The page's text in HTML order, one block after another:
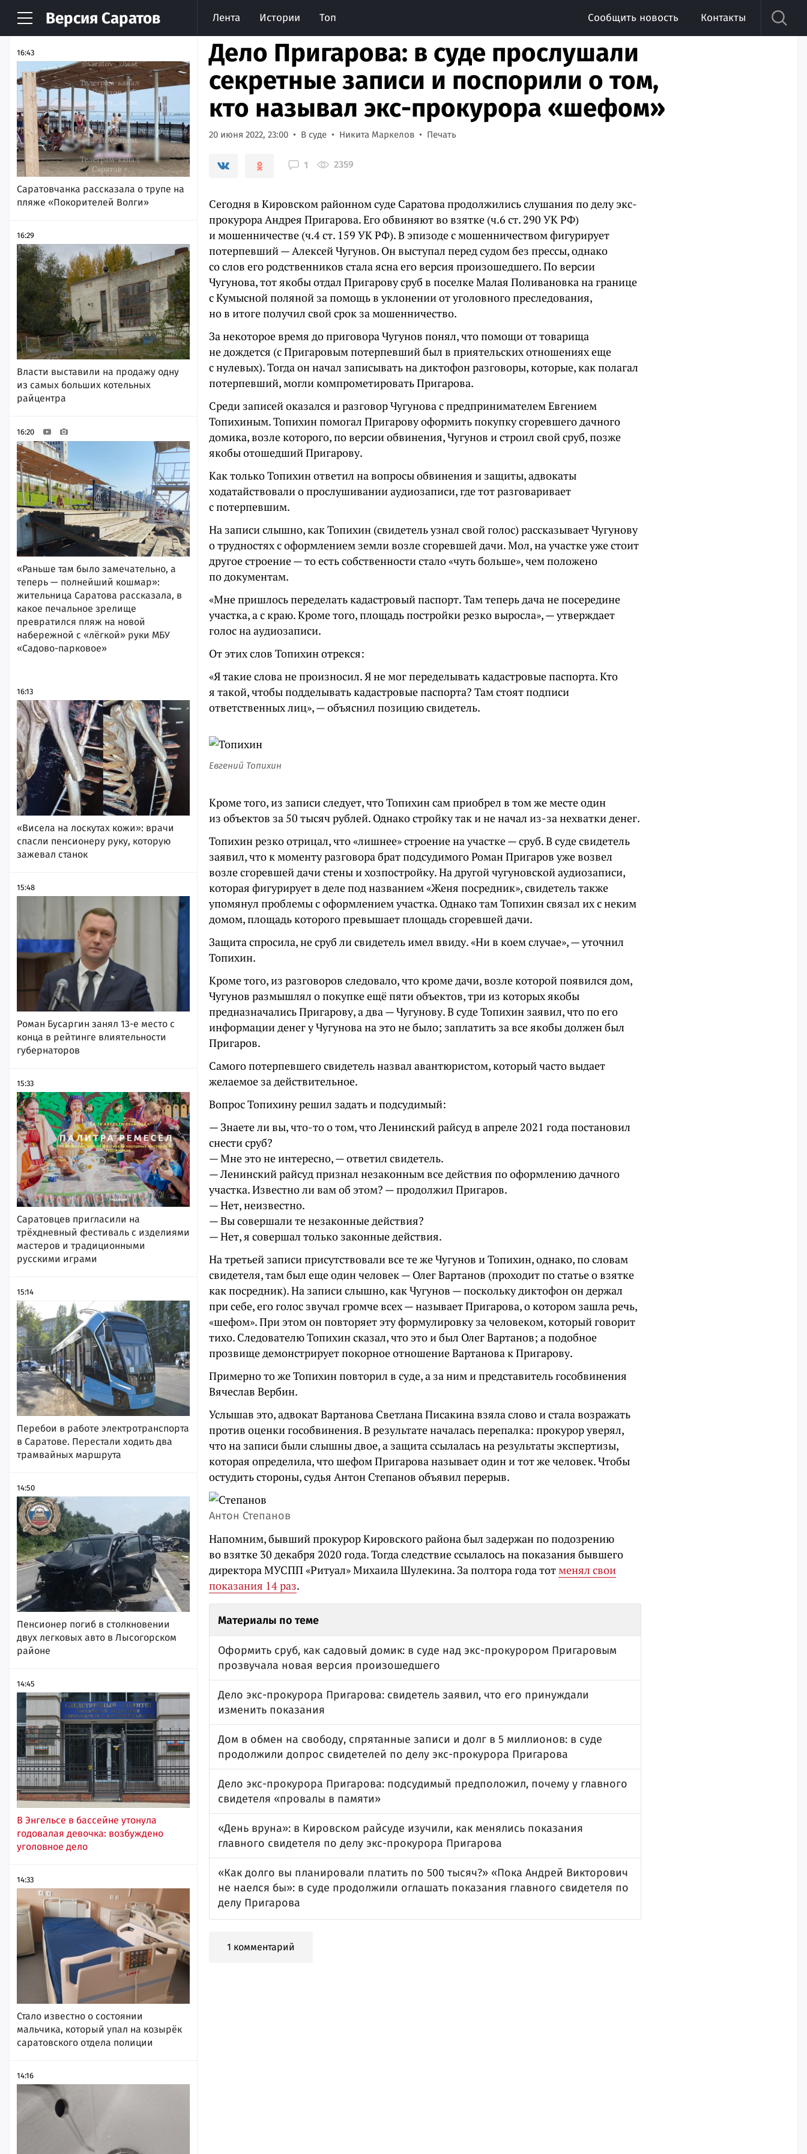
Версия Саратов Лента Истории Топ Сообщить новость Контакты
НОВОСТИ АРХИВ
16:43
Саратовчанка рассказала о трупе на
пляже «Покорителей Волги»
16:29
Власти выставили на продажу одну
из самых больших котельных
райцентра
16:20
«Раньше там было замечательно, а
теперь — полнейший кошмар»:
жительница Саратова рассказала, в
какое печальное зрелище
превратился пляж на новой
набережной с «лёгкой» руки МБУ
«Садово-парковое»
16:13
«Висела на лоскутах кожи»: врачи
спасли пенсионеру руку, которую
зажевал станок
15:48
Роман Бусаргин занял 13-е место с
конца в рейтинге влиятельности
губернаторов
15:33
Саратовцев пригласили на
трёхдневный фестиваль с изделиями
мастеров и традиционными
русскими играми
15:14
Перебои в работе электротранспорта
в Саратове. Перестали ходить два
трамвайных маршрута
14:50
Пенсионер погиб в столкновении
двух легковых авто в Лысогорском
районе
14:45
В Энгельсе в бассейне утонула
годовалая девочка: возбуждено
уголовное дело
14:33
Стало известно о состоянии
мальчика, который упал на козырёк
саратовского отдела полиции
14:16
Дело Пригарова: в суде прослушали
секретные записи и поспорили о том,
кто называл экс-прокурора «шефом»
20 июня 2022, 23:00 В суде Никита Маркелов Печать
1 2359
Сегодня в Кировском районном суде Саратова продолжились слушания по делу экс-
прокурора Андрея Пригарова. Его обвиняют во взятке (ч.6 ст. 290 УК РФ)
и мошенничестве (ч.4 ст. 159 УК РФ). В эпизоде с мошенничеством фигурирует
потерпевший — Алексей Чугунов. Он выступал перед судом без прессы, однако
со слов его родственников стала ясна его версия произошедшего. По версии
Чугунова, тот якобы отдал Пригарову сруб в поселке Малая Поливановка на границе
с Кумысной поляной за помощь в уклонении от уголовного преследования,
но в итоге получил свой срок за мошенничество.
За некоторое время до приговора Чугунов понял, что помощи от товарища
не дождется (с Пригаровым потерпевший был в приятельских отношениях еще
с нулевых). Тогда он начал записывать на диктофон разговоры, которые, как полагал
потерпевший, могли компрометировать Пригарова.
Среди записей оказался и разговор Чугунова с предпринимателем Евгением
Топихиным. Топихин помогал Пригарову оформить покупку сгоревшего дачного
домика, возле которого, по версии обвинения, Чугунов и строил свой сруб, позже
якобы отошедший Пригарову.
Как только Топихин ответил на вопросы обвинения и защиты, адвокаты
ходатайствовали о прослушивании аудиозаписи, где тот разговаривает
с потерпевшим.
На записи слышно, как Топихин (свидетель узнал свой голос) рассказывает Чугунову
о трудностях с оформлением земли возле сгоревшей дачи. Мол, на участке уже стоит
другое строение — то есть собственности стало «чуть больше», чем положено
по документам.
«Мне пришлось переделать кадастровый паспорт. Там теперь дача не посередине
участка, а с краю. Кроме того, площадь постройки резко выросла», — утверждает
голос на аудиозаписи.
От этих слов Топихин отрекся:
«Я такие слова не произносил. Я не мог переделывать кадастровые паспорта. Кто
я такой, чтобы подделывать кадастровые паспорта? Там стоят подписи
ответственных лиц», — объяснил позицию свидетель.
Евгений Топихин
Кроме того, из записи следует, что Топихин сам приобрел в том же месте один
из объектов за 50 тысяч рублей. Однако стройку так и не начал из-за нехватки денег.
Топихин резко отрицал, что «лишнее» строение на участке — сруб. В суде свидетель
заявил, что к моменту разговора брат подсудимого Роман Пригаров уже возвел
возле сгоревшей дачи стены и хозпостройку. На другой чугуновской аудиозаписи,
которая фигурирует в деле под названием «Женя посредник», свидетель также
упомянул проблемы с оформлением участка. Однако там Топихин связал их с неким
домом, площадь которого превышает площадь сгоревшей дачи.
Защита спросила, не сруб ли свидетель имел ввиду. «Ни в коем случае», — уточнил
Топихин.
Кроме того, из разговоров следовало, что кроме дачи, возле которой появился дом,
Чугунов размышлял о покупке ещё пяти объектов, три из которых якобы
предназначались Пригарову, а два — Чугунову. В суде Топихин заявил, что по его
информации денег у Чугунова на это не было; заплатить за все якобы должен был
Пригаров.
Самого потерпевшего свидетель назвал авантюристом, который часто выдает
желаемое за действительное.
Вопрос Топихину решил задать и подсудимый:
— Знаете ли вы, что-то о том, что Ленинский райсуд в апреле 2021 года постановил
снести сруб?
— Мне это не интересно, — ответил свидетель.
— Ленинский райсуд признал незаконным все действия по оформлению дачного
участка. Известно ли вам об этом? — продолжил Пригаров.
— Нет, неизвестно.
— Вы совершали те незаконные действия?
— Нет, я совершал только законные действия.
На третьей записи присутствовали все те же Чугунов и Топихин, однако, по словам
свидетеля, там был еще один человек — Олег Вартанов (проходит по статье о взятке
как посредник). На записи слышно, как Чугунов — поскольку диктофон он держал
при себе, его голос звучал громче всех — называет Пригарова, о котором зашла речь,
«шефом». При этом он повторяет эту формулировку за человеком, который говорит
тихо. Следователю Топихин сказал, что это и был Олег Вартанов; а подобное
прозвище демонстрирует покорное отношение Вартанова к Пригарову.
Примерно то же Топихин повторил в суде, а за ним и представитель гособвинения
Вячеслав Вербин.
Услышав это, адвокат Вартанова Светлана Писакина взяла слово и стала возражать
против оценки гособвинения. В результате началась перепалка: прокурор уверял,
что на записи были слышны двое, а защита ссылалась на результаты экспертизы,
которая определила, что шефом Пригарова называет один и тот же человек. Чтобы
остудить стороны, судья Антон Степанов объявил перерыв.
Антон Степанов
Напомним, бывший прокурор Кировского района был задержан по подозрению
во взятке 30 декабря 2020 года. Тогда следствие ссылалось на показания бывшего
директора МУСПП «Ритуал» Михаила Шулекина. За полтора года тотменял свои
показания 14 раз.
Материалы по теме
Оформить сруб, как садовый домик: в суде над экс-прокурором Пригаровым
прозвучала новая версия произошедшего
Дело экс-прокурора Пригарова: свидетель заявил, что его принуждали
изменить показания
Дом в обмен на свободу, спрятанные записи и долг в 5 миллионов: в суде
продолжили допрос свидетелей по делу экс-прокурора Пригарова
Дело экс-прокурора Пригарова: подсудимый предположил, почему у главного
свидетеля «провалы в памяти»
«День вруна»: в Кировском райсуде изучили, как менялись показания
главного свидетеля по делу экс-прокурора Пригарова
«Как долго вы планировали платить по 500 тысяч?» «Пока Андрей Викторович
не наелся бы»: в суде продолжили оглашать показания главного свидетеля по
делу Пригарова
1 комментарий